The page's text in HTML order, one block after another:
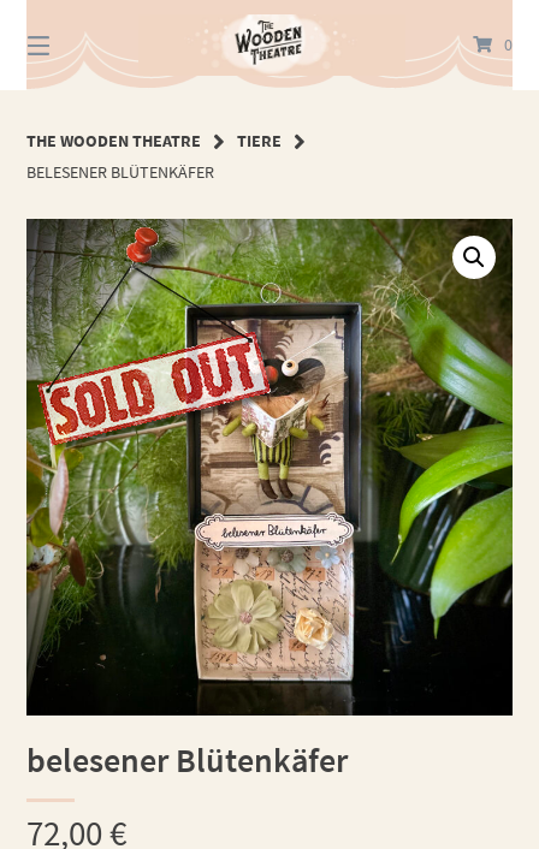
zum
Inhalt
0
THE WOODEN THEATRE
TIERE
BELESENER BLÜTENKÄFER
belesener Blütenkäfer
72,00€